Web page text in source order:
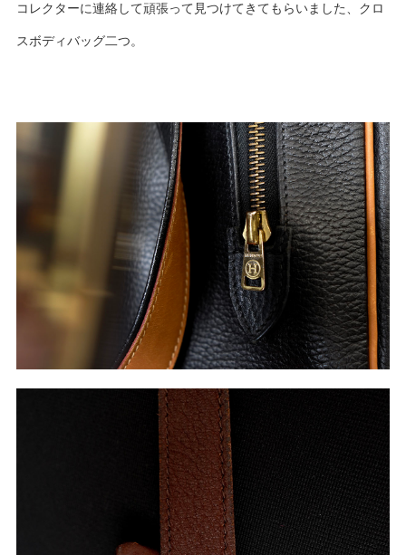
コレクターに連絡して頑張って見つけてきてもらいました、クロ
スボディバッグ二つ。